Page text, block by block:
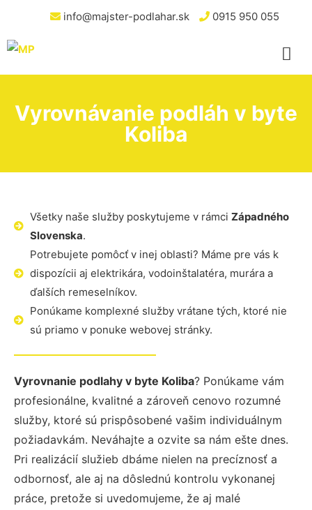
info@majster-podlahar.sk 0915 950 055
Vyrovnávanie podláh v byte
Koliba
Všetky naše služby poskytujeme v rámci Západného
Slovenska.
Potrebujete pomôcť v inej oblasti? Máme pre vás k
dispozícii aj elektrikára, vodoinštalatéra, murára a
ďalších remeselníkov.
Ponúkame komplexné služby vrátane tých, ktoré nie
sú priamo v ponuke webovej stránky.
Vyrovnanie podlahy v byte Koliba? Ponúkame vám
profesionálne, kvalitné a zároveň cenovo rozumné
služby, ktoré sú prispôsobené vašim individuálnym
požiadavkám. Neváhajte a ozvite sa nám ešte dnes.
Pri realizácií služieb dbáme nielen na precíznosť a
odbornosť, ale aj na dôslednú kontrolu vykonanej
práce, pretože si uvedomujeme, že aj malé